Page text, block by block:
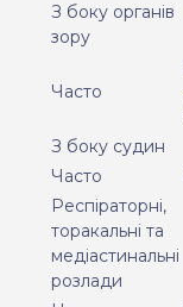
З боку органів
зору
Часто
З боку судин
Часто
Респіраторні,
торакальні та
медіастинальні
розлади